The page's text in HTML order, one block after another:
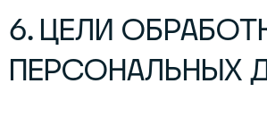
6. ЦЕЛИ
ПЕРСОНАЛЬНЫХ